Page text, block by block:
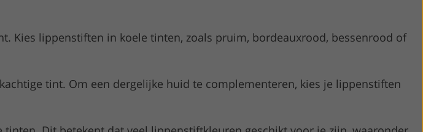
Kies lippenstiften in koele tinten, zoals pruim, bordeauxrood, bessenrood of
tint. Om een dergelijke huid te complementeren, kies je lippenstiften